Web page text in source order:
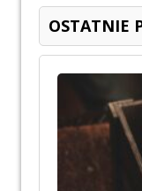
OSTATNIE